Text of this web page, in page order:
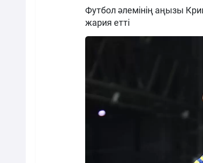
Футбол әлемінің аңызы
жария етті